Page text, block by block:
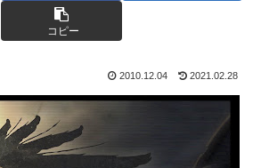
コピー
2010.12.04 2021.02.28